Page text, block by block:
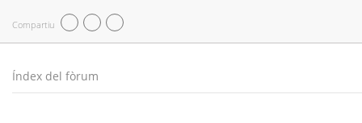
Compartiu
Índex del fòrum